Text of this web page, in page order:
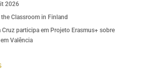
2026
Classroom in Finland
Cruz participa em Projeto Erasmus+ sobre
Valência